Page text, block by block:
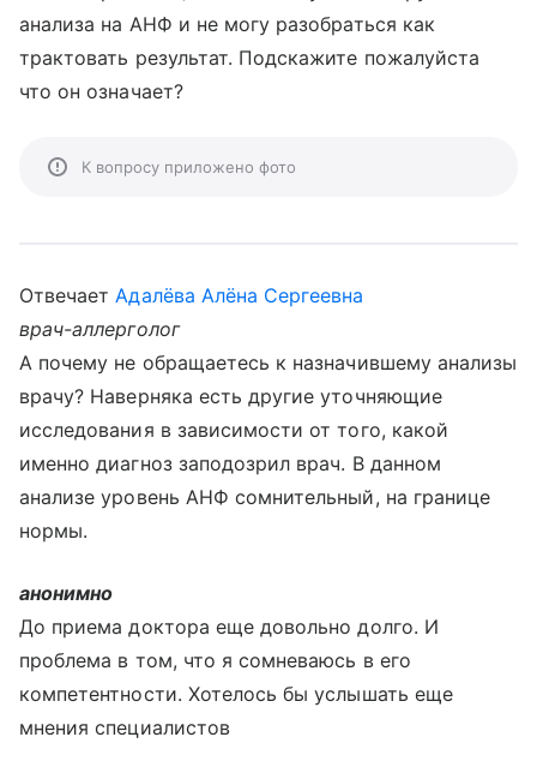
анализа на АНФ и не могу разобраться как
трактовать результат. Подскажите пожалуйста
что он означает?
К вопросу приложено фото
ОтвечаетАдалёва Алёна Сергеевна
врач-аллерголог
А почему не обращаетесь к назначившему анализы
врачу? Наверняка есть другие уточняющие
исследования в зависимости от того, какой
именно диагноз заподозрил врач. В данном
анализе уровень АНФ сомнительный, на границе
нормы.
анонимно
До приема доктора еще довольно долго. И
проблема в том, что я сомневаюсь в его
компетентности. Хотелось бы услышать еще
мнения специалистов